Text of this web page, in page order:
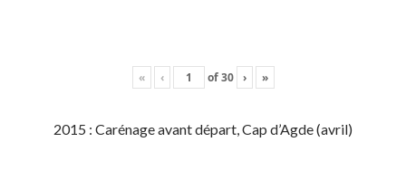
« ‹ of30 › »
2015 : Carénage avant départ, Cap d’Agde (avril)